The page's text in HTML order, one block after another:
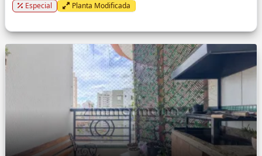
Especial Planta Modificada